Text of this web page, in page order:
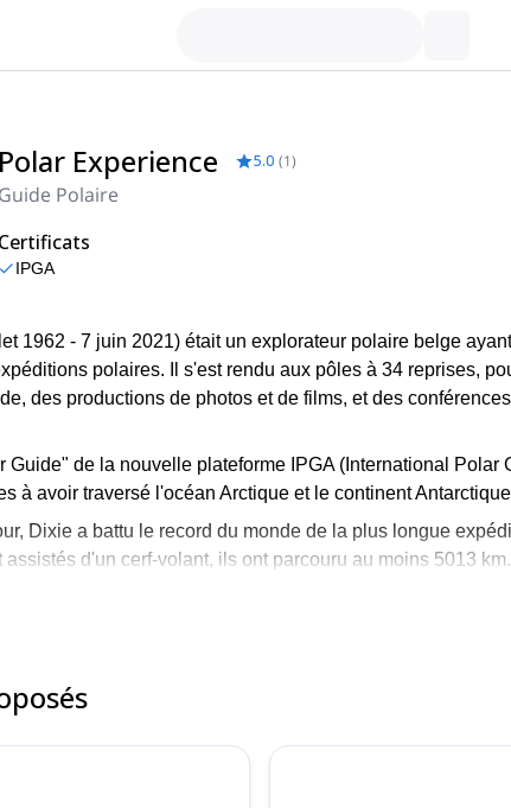
Polar Experience 5.0 (1)
Guide Polaire
Certificats
IPGA
1962 - 7 juin 2021) était un explorateur polaire belge
polaires. Il s'est rendu aux pôles à 34 reprises,
des productions de photos et de films, et des
Guide" de la nouvelle plateforme IPGA (International Polar
à avoir traversé l'océan Arctique et le continent
Dixie a battu le record du monde de la plus longue
d'un cerf-volant, ils ont parcouru au moins 5013 km.
capable de fournir du matériel d'expédition à douze
Dansercoer est dirigée par Eric et Julie et son incroyable
formés. N'hésitez pas à prendre contact avec eux si vous
guident. Ils seront heureux de vous faire découvrir le